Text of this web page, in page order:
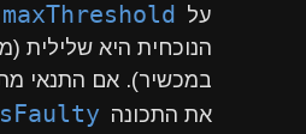
על
maxThreshold
הנוכחית היא שלילית
במכשיר). אם התנאי
את התכונה